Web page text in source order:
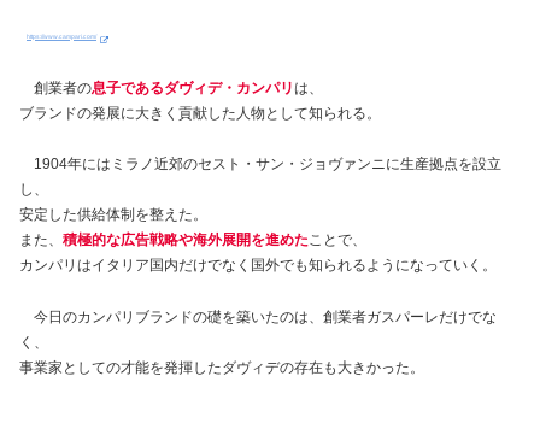
https://www.campari.com/
創業者の息子であるダヴィデ・カンパリは、
ブランドの発展に大きく貢献した人物として知られる。
1904年にはミラノ近郊のセスト・サン・ジョヴァンニに生産拠点を設立
し、
安定した供給体制を整えた。
また、 積極的な広告戦略や海外展開を進めたことで、
カンパリはイタリア国内だけでなく国外でも知られるようになっていく。
今日のカンパリブランドの礎を築いたのは、創業者ガスパーレだけでな
く、
事業家としての才能を発揮したダヴィデの存在も大きかった。